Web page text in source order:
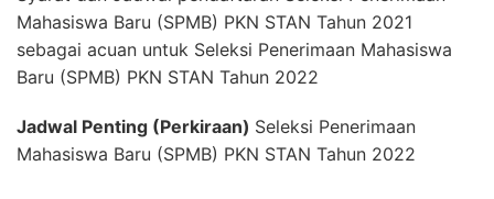
Mahasiswa Baru (SPMB) PKN STAN Tahun 2021
sebagai acuan untuk Seleksi Penerimaan Mahasiswa
Baru (SPMB) PKN STAN Tahun 2022
Jadwal Penting (Perkiraan) Seleksi Penerimaan
Mahasiswa Baru (SPMB) PKN STAN Tahun 2022